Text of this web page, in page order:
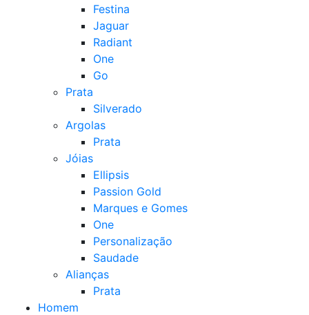
Festina
Jaguar
Radiant
One
Go
Prata
Silverado
Argolas
Prata
Jóias
Ellipsis
Passion Gold
Marques e Gomes
One
Personalização
Saudade
Alianças
Prata
Homem